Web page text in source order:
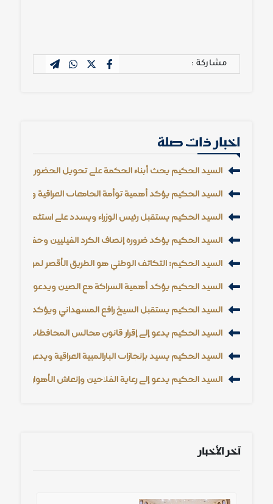
مشاركة :
اخبار ذات صلة
السيد الحكيم يحث أبناء الحكمة على تحويل الحضور إلى
السيد الحكيم يؤكد أهمية توأمة الجامعات العراقية والإيرانية
السيد الحكيم يستقبل رئيس الوزراء ويشدد على استثمار
السيد الحكيم يؤكد ضرورة إنصاف الكرد الفيليين وحفظ
السيد الحكيم: التكاتف الوطني هو الطريق الأقصر لمواجهة
السيد الحكيم يؤكد أهمية الشراكة مع الصين ويدعو إلى
السيد الحكيم يستقبل الشيخ رافع المشهداني ويؤكد أهمية
السيد الحكيم يدعو إلى إقرار قانون مجالس المحافظات
السيد الحكيم يشيد بإنجازات البارالمبية العراقية ويدعو إلى
السيد الحكيم يدعو إلى رعاية الفلاحين وإنعاش الأهوار وتعزيز
آخر الأخبار